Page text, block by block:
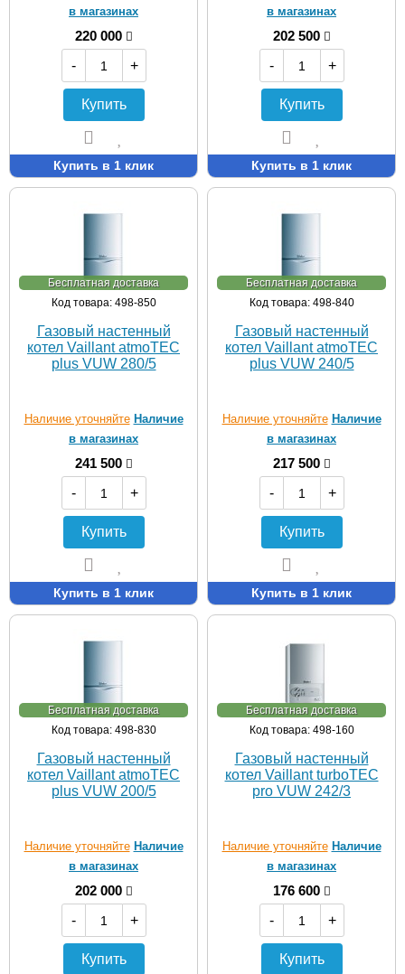
в магазинах
220 000
-
+
Купить
Купить в 1 клик
в магазинах
202 500
-
+
Купить
Купить в 1 клик
Бесплатная доставка
Код товара: 498-850
Газовый настенный
котел Vaillant atmoTEC
plus VUW 280/5
Наличие уточняйте Наличие
в магазинах
241 500
-
+
Купить
Купить в 1 клик
Бесплатная доставка
Код товара: 498-840
Газовый настенный
котел Vaillant atmoTEC
plus VUW 240/5
Наличие уточняйте Наличие
в магазинах
217 500
-
+
Купить
Купить в 1 клик
Бесплатная доставка
Код товара: 498-830
Газовый настенный
котел Vaillant atmoTEC
plus VUW 200/5
Наличие уточняйте Наличие
в магазинах
202 000
-
+
Купить
Бесплатная доставка
Код товара: 498-160
Газовый настенный
котел Vaillant turboTEC
pro VUW 242/3
Наличие уточняйте Наличие
в магазинах
176 600
-
+
Купить